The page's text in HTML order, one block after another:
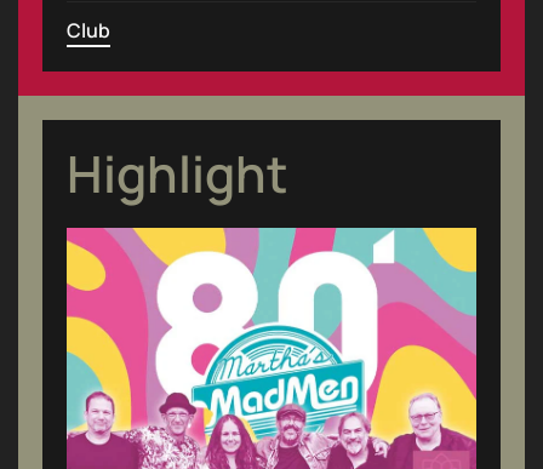
Club
Highlight